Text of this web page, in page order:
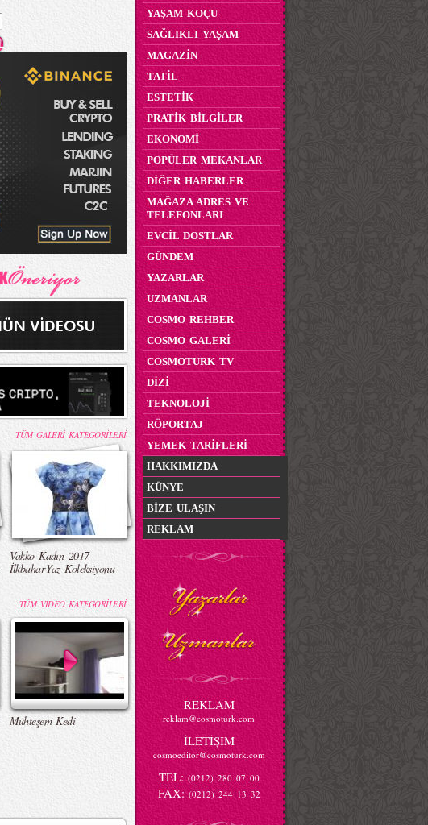
TÜM GALERİ KATEGORİLERİ
Vakko Kadın 2017
İlkbahar-Yaz Koleksiyonu
TÜM VIDEO KATEGORİLERİ
Muhteşem Kedi
YAŞAM KOÇU
SAĞLIKLI YAŞAM
MAGAZİN
TATİL
ESTETİK
PRATİK BİLGİLER
EKONOMİ
POPÜLER MEKANLAR
DİĞER HABERLER
MAĞAZA ADRES VE
TELEFONLARI
EVCİL DOSTLAR
GÜNDEM
YAZARLAR
UZMANLAR
COSMO REHBER
COSMO GALERİ
COSMOTURK TV
DİZİ
TEKNOLOJİ
RÖPORTAJ
YEMEK TARİFLERİ
HAKKIMIZDA
KÜNYE
BİZE ULAŞIN
REKLAM
REKLAM
reklam@cosmoturk.com
İLETİŞİM
cosmoeditor@cosmoturk.com
TEL: (0212) 280 07 00
FAX: (0212) 244 13 32